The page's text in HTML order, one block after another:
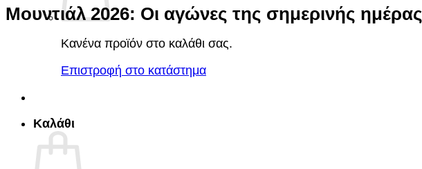
Κανένα προϊόν στο καλάθι σας.
Επιστροφή στο κατάστημα
Καλάθι
Μουντιάλ 2026: Οι αγώνες της σημερινής ημέρας